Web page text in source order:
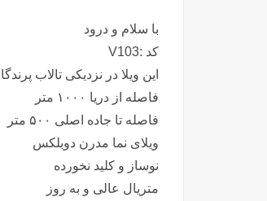
با سلام و درود
کد :V103
این ویلا در نزدیکی تالاب
فاصله از دریا ۱۰۰۰ متر
فاصله تا جاده اصلی ۵۰۰ متر
ویلای نما مدرن دوبلکس
نوساز و کلید نخورده
متریال عالی و به روز